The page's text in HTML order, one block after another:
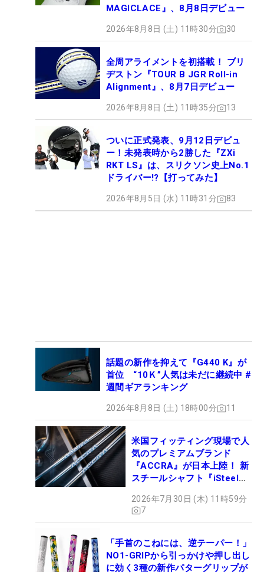
MAGICLACE』、8月8日デビュー
2026年8月8日 (土) 11時30分 30
全周アライメントを初搭載！ ブリ
ヂストン『TOUR B JGR Roll-in
Alignment』、8月7日デビュー
2026年8月8日 (土) 11時35分 13
ついに正式発表、9月12日デビュ
ー！未発表時から2勝した『ZXi
RKT LS』は、スリクソン史上No.1
ドライバー!?【打ってみた】
2026年8月5日 (水) 11時31分 83
話題の新作を抑えて『G440 K』が
首位 “10Ｋ”人気は未だに継続中 #
週間ギアランキング
2026年8月8日 (土) 18時00分 11
米国フィッティング現場で人
気のプレミアムブランド
『ACCRA』が日本上陸！ 新
スチールシャフト『iSteel
2026年7月30日 (木) 11時59分
7
「手首のこねには、逆テーパー！」
NO1-GRIPから引っかけや押し出し
に効く3種の新作パターグリップが